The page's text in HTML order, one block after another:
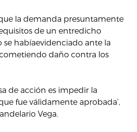
la demanda presuntamente
de un entredicho
habíaevidenciado ante la
daño contra los
de acción es impedir la
fue válidamente aprobada’,
Vega.